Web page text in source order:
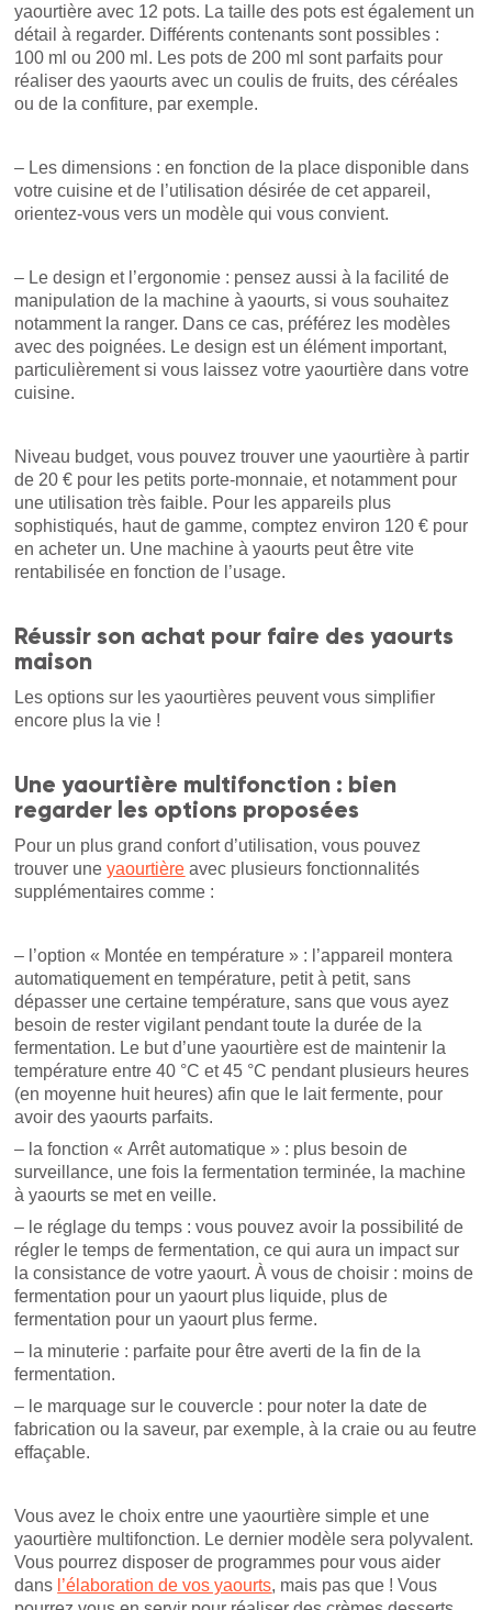
yaourtière avec 12 pots. La taille des pots est également un
détail à regarder. Différents contenants sont possibles :
100 ml ou 200 ml. Les pots de 200 ml sont parfaits pour
réaliser des yaourts avec un coulis de fruits, des céréales
ou de la confiture, par exemple.
– Les dimensions : en fonction de la place disponible dans
votre cuisine et de l’utilisation désirée de cet appareil,
orientez-vous vers un modèle qui vous convient.
– Le design et l’ergonomie : pensez aussi à la facilité de
manipulation de la machine à yaourts, si vous souhaitez
notamment la ranger. Dans ce cas, préférez les modèles
avec des poignées. Le design est un élément important,
particulièrement si vous laissez votre yaourtière dans votre
cuisine.
Niveau budget, vous pouvez trouver une yaourtière à partir
de 20 € pour les petits porte-monnaie, et notamment pour
une utilisation très faible. Pour les appareils plus
sophistiqués, haut de gamme, comptez environ 120 € pour
en acheter un. Une machine à yaourts peut être vite
rentabilisée en fonction de l’usage.
Réussir son achat pour faire des yaourts
maison
Les options sur les yaourtières peuvent vous simplifier
encore plus la vie !
Une yaourtière multifonction : bien
regarder les options proposées
Pour un plus grand confort d’utilisation, vous pouvez
trouver uneyaourtière avec plusieurs fonctionnalités
supplémentaires comme :
– l’option « Montée en température » : l’appareil montera
automatiquement en température, petit à petit, sans
dépasser une certaine température, sans que vous ayez
besoin de rester vigilant pendant toute la durée de la
fermentation. Le but d’une yaourtière est de maintenir la
température entre 40 °C et 45 °C pendant plusieurs heures
(en moyenne huit heures) afin que le lait fermente, pour
avoir des yaourts parfaits.
– la fonction « Arrêt automatique » : plus besoin de
surveillance, une fois la fermentation terminée, la machine
à yaourts se met en veille.
– le réglage du temps : vous pouvez avoir la possibilité de
régler le temps de fermentation, ce qui aura un impact sur
la consistance de votre yaourt. À vous de choisir : moins de
fermentation pour un yaourt plus liquide, plus de
fermentation pour un yaourt plus ferme.
– la minuterie : parfaite pour être averti de la fin de la
fermentation.
– le marquage sur le couvercle : pour noter la date de
fabrication ou la saveur, par exemple, à la craie ou au feutre
effaçable.
Vous avez le choix entre une yaourtière simple et une
yaourtière multifonction. Le dernier modèle sera polyvalent.
Vous pourrez disposer de programmes pour vous aider
dans l’élaboration de vos yaourts, mais pas que ! Vous